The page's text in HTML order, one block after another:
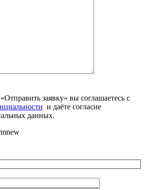
заявку» вы соглашаетесь с
и даёте согласие
данных.